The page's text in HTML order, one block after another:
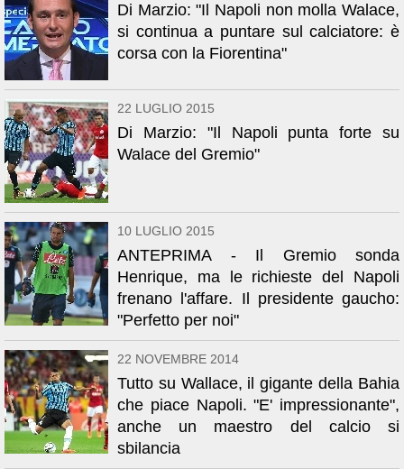
Di Marzio: "Il Napoli non molla Walace,
si continua a puntare sul calciatore: è
corsa con la Fiorentina"
22 LUGLIO 2015
Di Marzio: "Il Napoli punta forte su
Walace del Gremio"
10 LUGLIO 2015
ANTEPRIMA - Il Gremio sonda
Henrique, ma le richieste del Napoli
frenano l'affare. Il presidente gaucho:
"Perfetto per noi"
22 NOVEMBRE 2014
Tutto su Wallace, il gigante della Bahia
che piace Napoli. "E' impressionante",
anche un maestro del calcio si
sbilancia